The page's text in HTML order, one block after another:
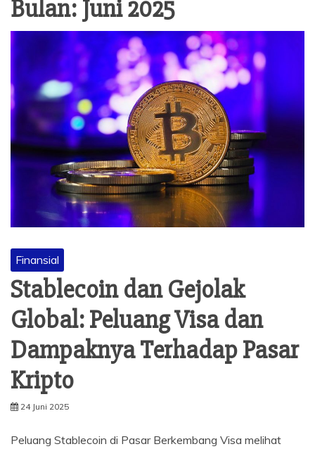
Bulan: Juni 2025
Finansial
Stablecoin dan Gejolak
Global: Peluang Visa dan
Dampaknya Terhadap Pasar
Kripto
24 Juni 2025
Peluang Stablecoin di Pasar Berkembang Visa melihat